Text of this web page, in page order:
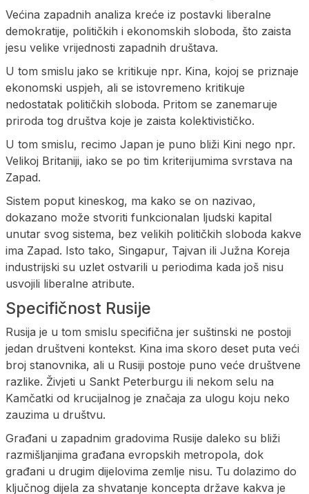
Većina zapadnih analiza kreće iz postavki liberalne
demokratije, političkih i ekonomskih sloboda, što zaista
jesu velike vrijednosti zapadnih društava.
U tom smislu jako se kritikuje npr. Kina, kojoj se priznaje
ekonomski uspjeh, ali se istovremeno kritikuje
nedostatak političkih sloboda. Pritom se zanemaruje
priroda tog društva koje je zaista kolektivističko.
U tom smislu, recimo Japan je puno bliži Kini nego npr.
Velikoj Britaniji, iako se po tim kriterijumima svrstava na
Zapad.
Sistem poput kineskog, ma kako se on nazivao,
dokazano može stvoriti funkcionalan ljudski kapital
unutar svog sistema, bez velikih političkih sloboda kakve
ima Zapad. Isto tako, Singapur, Tajvan ili Južna Koreja
industrijski su uzlet ostvarili u periodima kada još nisu
usvojili liberalne atribute.
Specifičnost Rusije
Rusija je u tom smislu specifična jer suštinski ne postoji
jedan društveni kontekst. Kina ima skoro deset puta veći
broj stanovnika, ali u Rusiji postoje puno veće društvene
razlike. Živjeti u Sankt Peterburgu ili nekom selu na
Kamčatki od krucijalnog je značaja za ulogu koju neko
zauzima u društvu.
Građani u zapadnim gradovima Rusije daleko su bliži
razmišljanjima građana evropskih metropola, dok
građani u drugim dijelovima zemlje nisu. Tu dolazimo do
ključnog dijela za shvatanje koncepta države kakva je